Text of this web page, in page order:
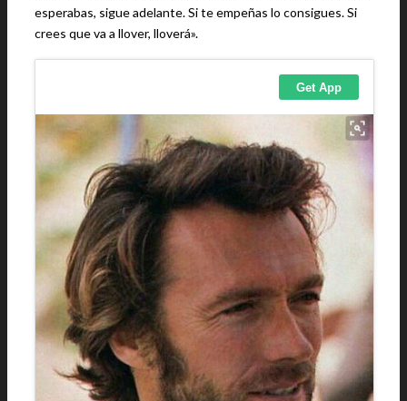
esperabas, sigue adelante. Si te empeñas lo consigues. Si
crees que va a llover, lloverá».